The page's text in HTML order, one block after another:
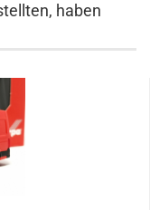
haben